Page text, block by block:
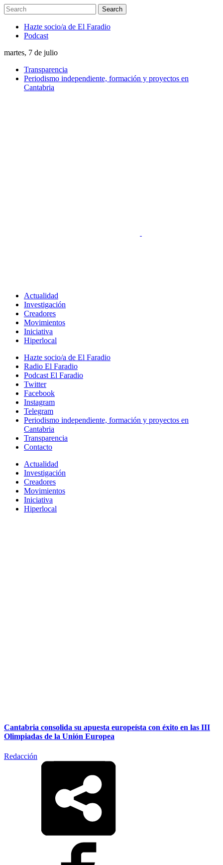
Hazte socio/a de El Faradio
Podcast
martes, 7 de julio
Transparencia
Periodismo independiente, formación y proyectos en
Cantabria
Actualidad
Investigación
Creadores
Movimientos
Iniciativa
Hiperlocal
Hazte socio/a de El Faradio
Radio El Faradio
Podcast El Faradio
Twitter
Facebook
Instagram
Telegram
Periodismo independiente, formación y proyectos en
Cantabria
Transparencia
Contacto
Actualidad
Investigación
Creadores
Movimientos
Iniciativa
Hiperlocal
Cantabria consolida su apuesta europeísta con éxito en las III
Olimpiadas de la Unión Europea
Redacción